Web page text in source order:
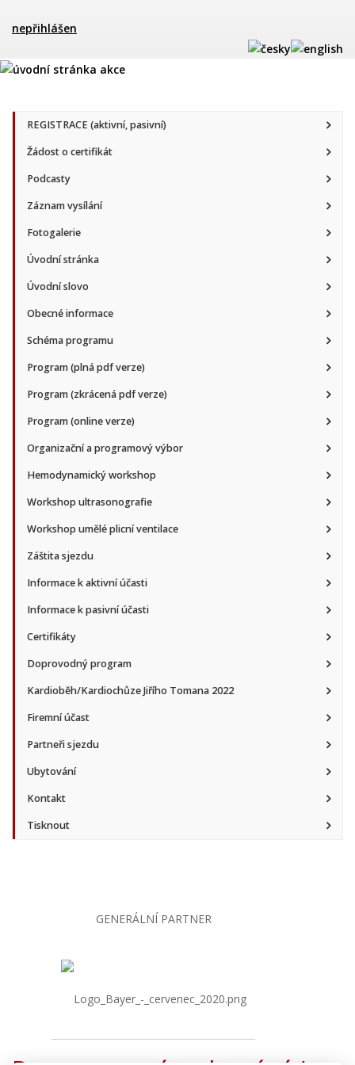
nepřihlášen
REGISTRACE (aktivní, pasivní)
Žádost o certifikát
Podcasty
Záznam vysílání
Fotogalerie
Úvodní stránka
Úvodní slovo
Obecné informace
Schéma programu
Program (plná pdf verze)
Program (zkrácená pdf verze)
Program (online verze)
Organizační a programový výbor
Hemodynamický workshop
Workshop ultrasonografie
Workshop umělé plicní ventilace
Záštita sjezdu
Informace k aktivní účasti
Informace k pasivní účasti
Certifikáty
Doprovodný program
Kardioběh/Kardiochůze Jiřího Tomana 2022
Firemní účast
Partneři sjezdu
Ubytování
Kontakt
Tisknout
GENERÁLNÍ PARTNER